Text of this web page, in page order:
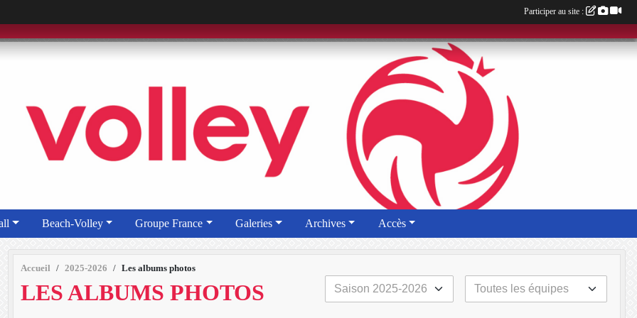
Beach-Volley Groupe France Galeries Archives Accès
Accueil 2025-2026 Les albums photos
LES ALBUMS PHOTOS
Participer au site :